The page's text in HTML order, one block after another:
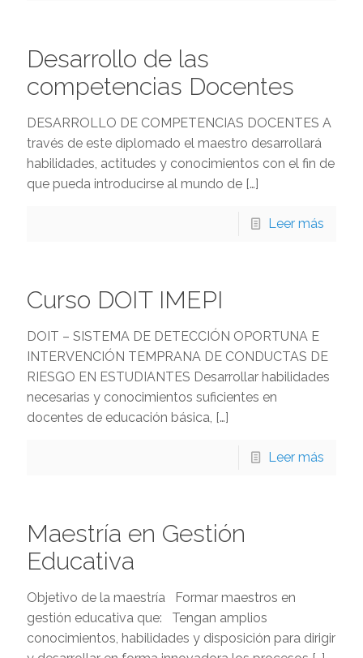
Desarrollo de las
competencias Docentes
DESARROLLO DE COMPETENCIAS DOCENTES A
través de este diplomado el maestro desarrollará
habilidades, actitudes y conocimientos con el fin de
que pueda introducirse al mundo de […]
Leer más
Curso DOIT IMEPI
DOIT – SISTEMA DE DETECCIÓN OPORTUNA E
INTERVENCIÓN TEMPRANA DE CONDUCTAS DE
RIESGO EN ESTUDIANTES Desarrollar habilidades
necesarias y conocimientos suficientes en
docentes de educación básica, […]
Leer más
Maestría en Gestión
Educativa
Objetivo de la maestría Formar maestros en
gestión educativa que: Tengan amplios
conocimientos, habilidades y disposición para dirigir